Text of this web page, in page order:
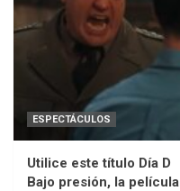
ESPECTÁCULOS
Utilice este título Día D
Bajo presión, la película